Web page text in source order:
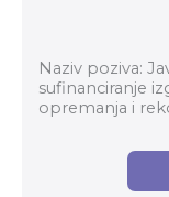
Naziv poziva:
sufinanciranje
opremanja i